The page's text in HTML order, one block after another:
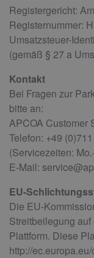
Registergericht:
Registernummer:
Umsatzsteuer-
(gemäß § 27 a
Kontakt
Bei Fragen zur
bitte an:
APCOA Customer
Telefon: +49
(Servicezeiten:
E-Mail:
EU-
Die EU-
Streitbeilegung
Plattform. Diese
http://